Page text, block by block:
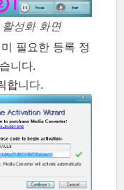
성화 화면
필요한 등록 정
니다.
합니다.